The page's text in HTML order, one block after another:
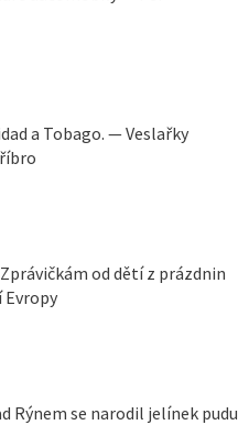
a Tobago. — Veslařky
od dětí z prázdnin
Rýnem se narodil jelínek pudu